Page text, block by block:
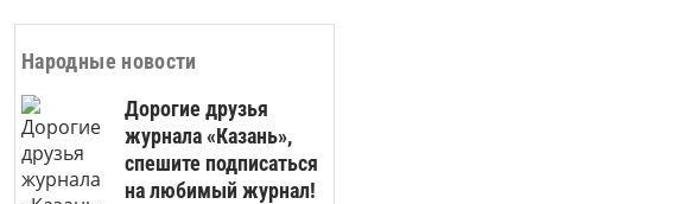
Народные новости
Дорогие друзья
журнала «Казань»,
спешите подписаться
на любимый журнал!